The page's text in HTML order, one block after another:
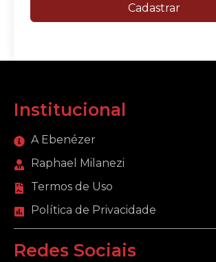
Cadastrar
Institucional
A Ebenézer
Raphael Milanezi
Termos de Uso
Política de Privacidade
Redes Sociais